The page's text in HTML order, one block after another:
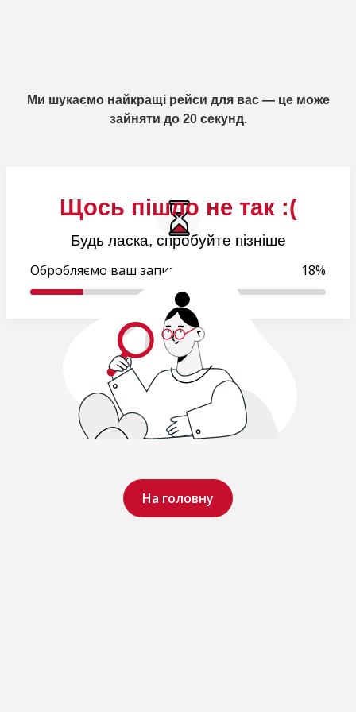
Щось пішло не так :(
Будь ласка, спробуйте пізніше
На головну
Ми шукаємо найкращі рейси для вас — це може
зайняти до 20 секунд.
Обробляємо ваш запит.. 18%